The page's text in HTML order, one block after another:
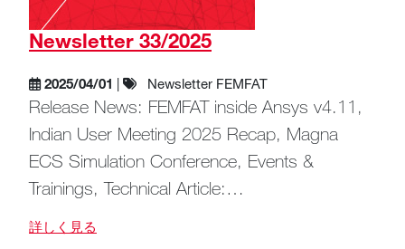
Newsletter 33/2025
2025/04/01 | Newsletter FEMFAT
Release News: FEMFAT inside Ansys v4.11,
Indian User Meeting 2025 Recap, Magna
ECS Simulation Conference, Events &
Trainings, Technical Article:…
詳しく見る